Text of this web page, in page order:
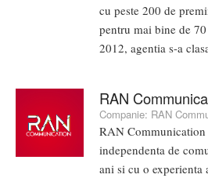
cu peste 200 de
pentru mai bine de
2012, agentia s-a
RAN
Companie: RAN
RAN Communication
independenta de
ani si cu o experienta